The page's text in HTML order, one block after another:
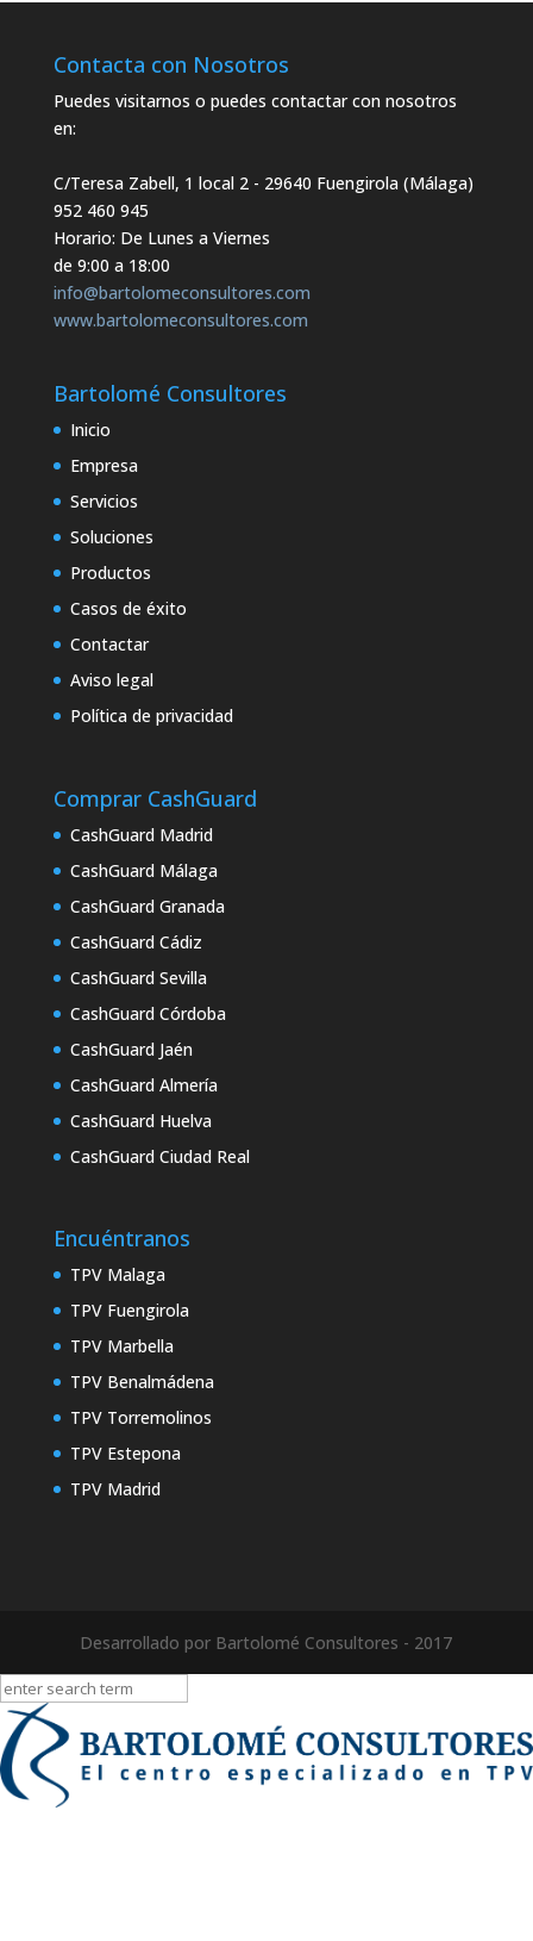
Contacta con Nosotros
Puedes visitarnos o puedes contactar con nosotros
en:
C/Teresa Zabell, 1 local 2- 29640 Fuengirola (Málaga)
952 460 945
Horario: De Lunes a Viernes
de 9:00 a 18:00
info@bartolomeconsultores.com
www.bartolomeconsultores.com
Bartolomé Consultores
Inicio
Empresa
Servicios
Soluciones
Productos
Casos de éxito
Contactar
Aviso legal
Política de privacidad
Comprar CashGuard
CashGuard Madrid
CashGuard Málaga
CashGuard Granada
CashGuard Cádiz
CashGuard Sevilla
CashGuard Córdoba
CashGuard Jaén
CashGuard Almería
CashGuard Huelva
CashGuard Ciudad Real
Encuéntranos
TPV Malaga
TPV Fuengirola
TPV Marbella
TPV Benalmádena
TPV Torremolinos
TPV Estepona
TPV Madrid
Desarrollado por Bartolomé Consultores - 2017